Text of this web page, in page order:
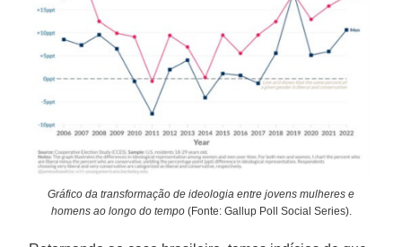
Gráfico da transformação de ideologia entre jovens mulheres e
homens ao longo do tempo(Fonte: Gallup Poll Social Series).